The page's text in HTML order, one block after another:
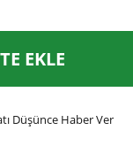
EKLE
Düşünce Haber Ver